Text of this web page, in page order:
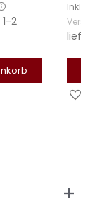
2
Inkl.